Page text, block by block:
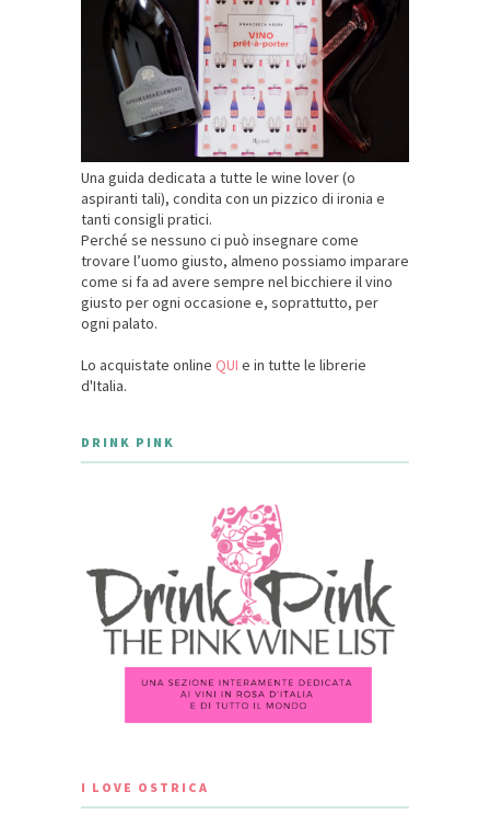
Una guida dedicata a tutte le wine lover (o
aspiranti tali), condita con un pizzico di ironia e
tanti consigli pratici.
Perché se nessuno ci può insegnare come
trovare l’uomo giusto, almeno possiamo imparare
come si fa ad avere sempre nel bicchiere il vino
giusto per ogni occasione e, soprattutto, per
ogni palato.
Lo acquistate online QUI e in tutte le librerie
d'Italia.
DRINK PINK
I LOVE OSTRICA